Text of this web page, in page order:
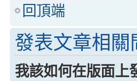
回頂端
發表文章相關
我該如何在版面上